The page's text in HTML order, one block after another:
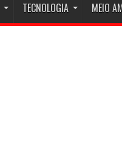
TECNOLOGIA MEIO